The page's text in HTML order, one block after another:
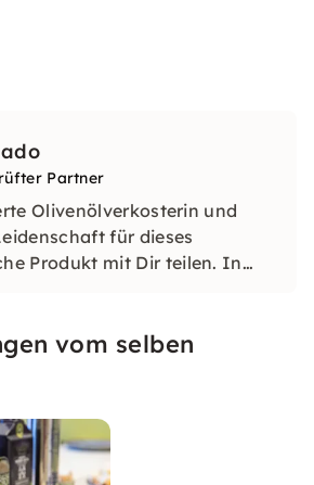
Partner
Olivenölverkosterin und
für dieses
Produkt mit Dir teilen. In
Fall schmecken darf.
vom selben